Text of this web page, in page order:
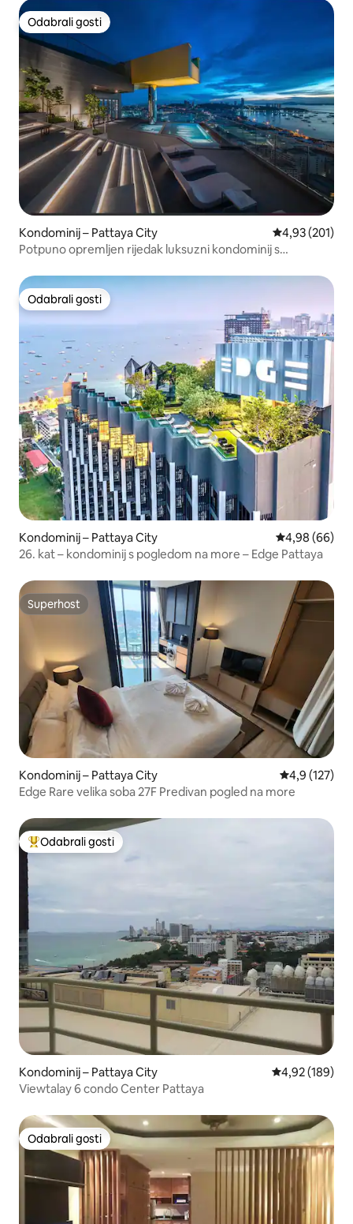
Odabrali gosti
Odabrali gosti
Kondominij – Pattaya City Prosječna
4,93 (201)
Potpuno opremljen rijedak luksuzni kondominij s
Odabrali gosti
Odabrali gosti
Kondominij – Pattaya City Prosječna
4,98 (66)
26. kat – kondominij s pogledom na more – Edge Pattaya
Superhost
Superhost
Kondominij – Pattaya City Prosječna
4,9 (127)
Edge Rare velika soba 27F Predivan pogled na more
Među najviše rangiranima s oznakom „Odabrali gosti”
Odabrali gosti
Kondominij – Pattaya City Prosječna
4,92 (189)
Viewtalay 6 condo Center Pattaya
Odabrali gosti
Odabrali gosti